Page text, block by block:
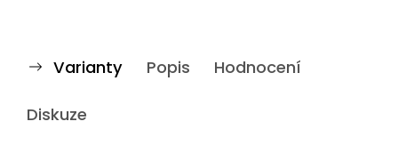
Varianty Popis Hodnocení
Diskuze